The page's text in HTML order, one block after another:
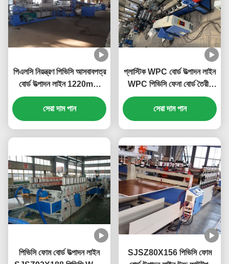
পিএলসি নিয়ন্ত্রণ পিভিসি আসবাবপত্র
বোর্ড উত্পাদন লাইন 1220mm
পিভিসি ফোম শীট উত্পাদন মেশিন
সেরা দাম পান
প্লাস্টিক WPC বোর্ড উত্পাদন লাইন
WPC পিভিসি ফেনা বোর্ড তৈরীর
মেশিন প্লাস্টিক বোর্ড এক্সট্রুশন
লাইন
সেরা দাম পান
পিভিসি ফোম বোর্ড উত্পাদন লাইন
SJSZ80X156 পিভিসি ফোম